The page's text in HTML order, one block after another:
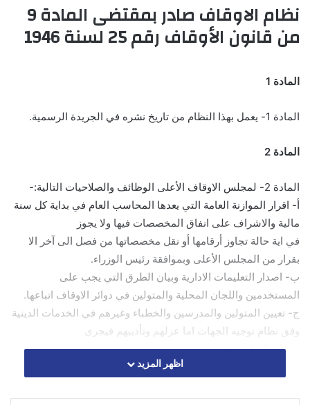
نظام الاوقاف صادر بمقتضى المادة 9
من قانون الأوقاف رقم 25 لسنة 1946
المادة 1
المادة 1- يعمل بهذا النظام من تاريخ نشره في الجريدة الرسمية.
المادة 2
المادة 2- لمجلس الاوقاف الأعلى الوظائف والصلاحيات التالية:-
أ- اقرار الموازنة العامة التي يعدها المحاسب العام في بداية كل سنة
مالية والاشراف على انفاق المخصصات فيها ولا يجوز
في اية حالة تجاوز أرقامها أو نقل مخصصاتها من فصل الى آخر الا
بقرار من المجلس الأعلى وبموافقة رئيس الوزراء.
ب- اصدار التعليمات الادارية وبيان الطرق التي يجب على
المستخدمين واللجان المحلية والمتولين في دوائر الاوقاف اتباعها.
ج- تعيين المتولين والمدرسين والخطباء وغيرهم في الخدمات الدينية
وفق نظام توجيه الجهات اما عزلهم وتأديبهم فيجري
وفق نظام الموظفين.
د- تقرير الوسائل المؤدية الى تنمية ايرادات الاوقاف.
اظهر المزيد